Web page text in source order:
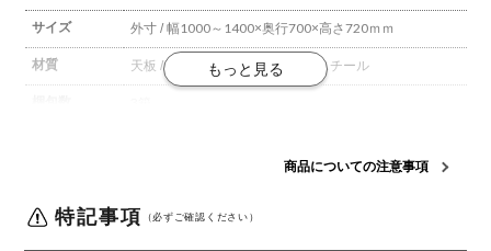
サイズ 外寸 / 幅1000～1400×奥行700×高さ720ｍｍ
材質 天板 / ラバーウッド(集成材) 脚 / スチール
梱包3 / 幅300×奥行120×高さ40mm
商品についての注意事項
特記事項 （必ずご確認ください）